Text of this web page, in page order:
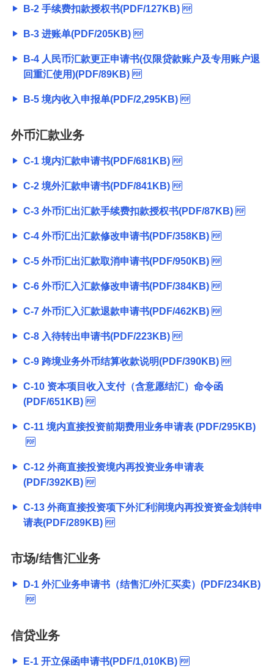
B-2 手续费扣款授权书(PDF/127KB)
B-3 进账单(PDF/205KB)
B-4 人民币汇款更正申请书(仅限贷款账户及专用账户退
回重汇使用)(PDF/89KB)
B-5 境内收入申报单(PDF/2,295KB)
外币汇款业务
C-1 境内汇款申请书(PDF/681KB)
C-2 境外汇款申请书(PDF/841KB)
C-3 外币汇出汇款手续费扣款授权书(PDF/87KB)
C-4 外币汇出汇款修改申请书(PDF/358KB)
C-5 外币汇出汇款取消申请书(PDF/950KB)
C-6 外币汇入汇款修改申请书(PDF/384KB)
C-7 外币汇入汇款退款申请书(PDF/462KB)
C-8 入待转出申请书(PDF/223KB)
C-9 跨境业务外币结算收款说明(PDF/390KB)
C-10 资本项目收入支付（含意愿结汇）命令函
(PDF/651KB)
C-11 境内直接投资前期费用业务申请表 (PDF/295KB)
C-12 外商直接投资境内再投资业务申请表
(PDF/392KB)
C-13 外商直接投资项下外汇利润境内再投资资金划转申
请表(PDF/289KB)
市场/结售汇业务
D-1 外汇业务申请书（结售汇/外汇买卖）(PDF/234KB)
信贷业务
E-1 开立保函申请书(PDF/1,010KB)